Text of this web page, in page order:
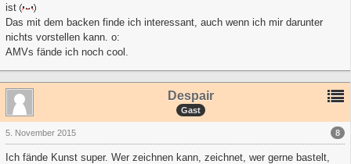
ist
Das mit dem backen finde ich interessant, auch wenn ich mir darunter
nichts vorstellen kann. o:
AMVs fände ich noch cool.
Despair
Gast
8
5. November 2015
Ich fände Kunst super. Wer zeichnen kann, zeichnet, wer gerne bastelt,